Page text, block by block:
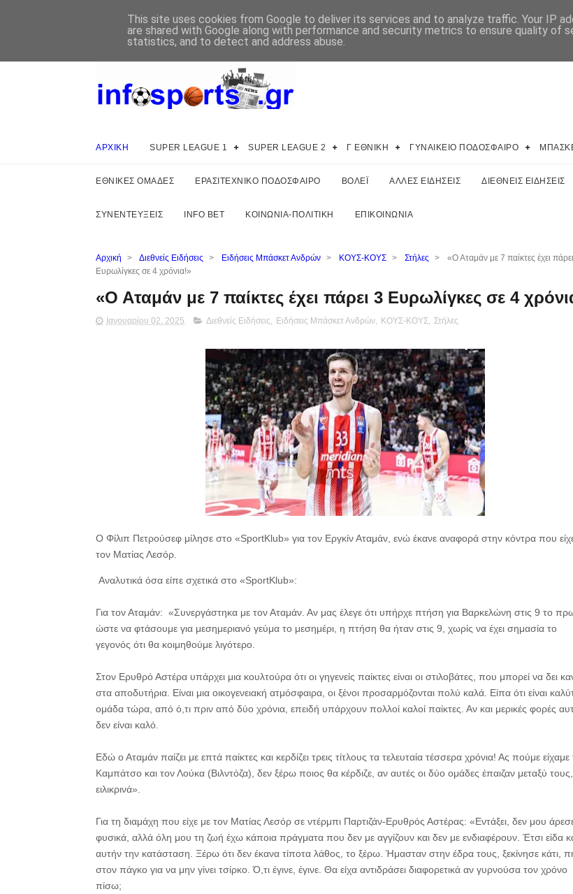
ΑΡΧΙΚΗ SUPER LEAGUE 1 SUPER LEAGUE 2 Γ ΕΘΝΙΚΗ ΓΥΝΑΙΚΕΙΟ ΠΟΔΟΣΦΑΙΡΟ
ΕΘΝΙΚΕΣ ΟΜΑΔΕΣ ΕΡΑΣΙΤΕΧΝΙΚΟ ΠΟΔΟΣΦΑΙΡΟ ΒΟΛΕΪ ΑΛΛΕΣ ΕΙΔΗΣΕΙΣ ΔΙΕΘΝΕΙΣ ΕΙΔΗΣΕΙΣ
ΣΥΝΕΝΤΕΥΞΕΙΣ INFO BET ΚΟΙΝΩΝΙΑ-ΠΟΛΙΤΙΚΗ ΕΠΙΚΟΙΝΩΝΙΑ
Αρχική > Διεθνείς Ειδήσεις > Ειδήσεις Μπάσκετ Ανδρών > ΚΟΥΣ-ΚΟΥΣ > Στήλες >
«Ο Αταμάν με 7 παίκτες έχει
Ευρωλίγκες σε 4 χρόνια!»
«Ο Αταμάν με 7 παίκτες έχει πάρει 3 Ευρωλίγκες σε 4
Ιανουαρίου 02, 2025 Διεθνείς Ειδήσεις, Ειδήσεις Μπάσκετ Ανδρών, ΚΟΥΣ-ΚΟΥΣ, Στήλες
Ο Φίλιπ Πετρούσεφ μίλησε στο «SportKlub» για τον Εργκίν Αταμάν, ενώ έκανε αναφορά στην κόντρα που
τον Ματίας Λεσόρ.
Αναλυτικά όσα είπε σχετικά στο «SportKlub»:
Για τον Αταμάν: «Συνεργάστηκα με τον Αταμάν. Αν μας έλεγε ότι υπήρχε πτήση για Βαρκελώνη στις 9 το
ώστε να φτάσουμε για μεσημεριανό γεύμα το μεσημέρι, η πτήση θα ήταν στις 9, χωρίς να έχει σημασία το
γεγονός ότι θα κοιμηθούμε λιγότερο.
Στον Ερυθρό Αστέρα υπάρχει μια κουλτούρα ότι οι γηγενείς παίκτες είναι οι στιλοβάτες, που μπορεί να δει
στα αποδυτήρια. Είναι μια οικογενειακή ατμόσφαιρα, οι ξένοι προσαρμόζονται πολύ καλά. Είπα ότι είναι
ομάδα τώρα, από ό,τι πριν από δύο χρόνια, επειδή υπάρχουν πολλοί καλοί παίκτες. Αν και μερικές φορές
δεν είναι καλό.
Εδώ ο Αταμάν παίζει με επτά παίκτες και κερδίζει τρεις τίτλους τα τελευταία τέσσερα χρόνια! Ας πούμε είχαμε
Καμπάτσο και τον Λούκα (Βιλντόζα), δεν ξέρω ποιος θα κέρδιζε, αν αυτές οι δύο ομάδες έπαιζαν μεταξύ τους,
ειλικρινά».
Για τη διαμάχη που είχε με τον Ματίας Λεσόρ σε ντέρμπι Παρτιζάν-Ερυθρός Αστέρας: «Εντάξει, δεν μου άρεσε
φυσικά, αλλά όλη μου τη ζωή έχω κάποια πράγματα που δεν με αγγίζουν και δεν με ενδιαφέρουν. Έτσι είδα
αυτήν την κατάσταση. Ξέρω ότι δεν έκανα τίποτα λάθος, το ξέρω. Ήμασταν στην έδρα τους, ξεκίνησε κάτι,
στον πάγκο για να μην γίνει τσίρκο. Ό,τι έγινε, έγινε. Θα είχα αντιδράσει διαφορετικά αν γυρνούσα τον χρόνο
πίσω;
This site uses cookies from Google to deliver its services and to analyze traffic. Your IP
are shared with Google along with performance and security metrics to ensure quality of
statistics, and to detect and address abuse.